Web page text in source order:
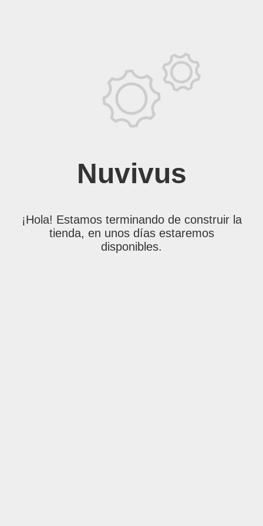
Nuvivus
¡Hola! Estamos terminando de construir la
tienda, en unos días estaremos
disponibles.